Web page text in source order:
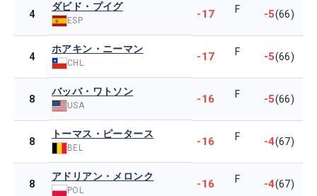
4
ダビド・プイグ
ESP -17 F -5(66)
4
ホアキン・ニーマン
CHL -17 F -5(66)
8
バッバ・ワトソン
USA -16 F -5(66)
8
トーマス・ピータース
BEL -16 F -4(67)
8
アドリアン・メロンク
POL -16 F -4(67)